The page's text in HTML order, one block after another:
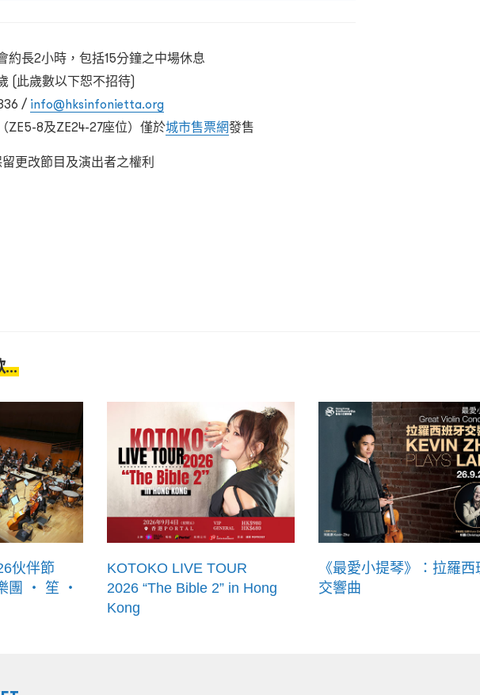
約長2小時，包括15分鐘之中場休息
(此歲數以下恕不招待)
/ info@hksinfonietta.org
ZE5-8及ZE24-27座位）僅於城市售票網發售
更改節目及演出者之權利
...
伙伴節
團 ‧ 笙 ‧
KOTOKO LIVE TOUR
2026 “The Bible 2” in Hong
Kong
《最愛小提琴》：拉羅西
交響曲